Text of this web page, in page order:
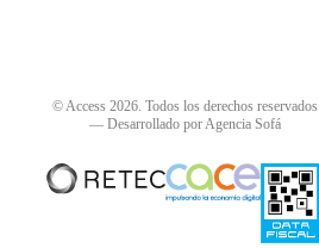
© Access 2026. Todos los derechos reservados
— Desarrollado por Agencia Sofá